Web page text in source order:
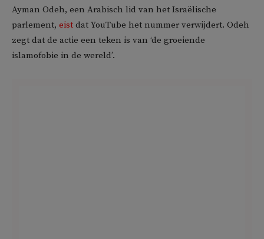
Ayman Odeh, een Arabisch lid van het Israëlische
parlement, eist dat YouTube het nummer verwijdert. Odeh
zegt dat de actie een teken is van ‘de groeiende
islamofobie in de wereld’.